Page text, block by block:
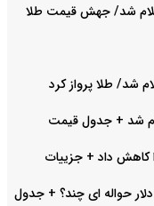
کاهش داد + جزییات